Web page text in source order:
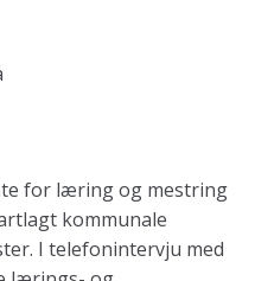
for læring og mestring
kommunale
I telefonintervju med